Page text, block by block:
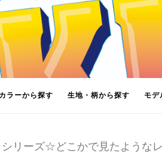
カラーから探す 生地・柄から探す モデ
リーズ☆どこかで見たような